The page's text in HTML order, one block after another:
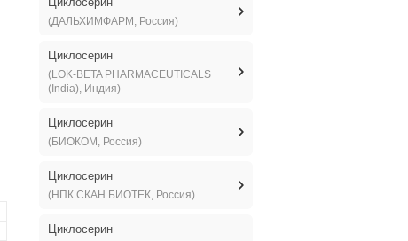
(ДАЛЬХИМФАРМ, Россия)
Циклосерин
(LOK-BETA PHARMACEUTICALS
(India), Индия)
Циклосерин
(БИОКОМ, Россия)
Циклосерин
(НПК СКАН БИОТЕК, Россия)
Циклосерин